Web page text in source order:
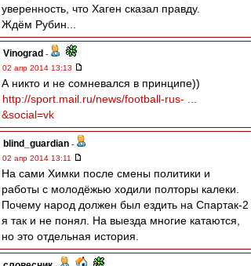
уверенность, что Хаген сказал правду.
Ждём Рубин...
Vinograd -
02 апр 2014 13:13
А никто и не сомневался в принципе))
http://sport.mail.ru/news/football-rus- ...
&social=vk
blind_guardian -
02 апр 2014 13:11
На сами Химки после смены политики и
работы с молодёжью ходили полторы калеки.
Почему народ должен был ездить на Спартак-2
я так и не понял. На выезда многие катаются,
но это отдельная история.